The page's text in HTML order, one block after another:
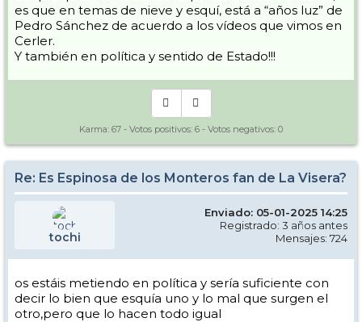
es que en temas de nieve y esquí, está a “años luz” de
Pedro Sánchez de acuerdo a los vídeos que vimos en
Cerler.
Y también en política y sentido de Estado!!!
Karma: 67 - Votos positivos: 6 - Votos negativos: 0
Re: Es Espinosa de los Monteros fan de La Visera?
tochi
Enviado: 05-01-2025 14:25
Registrado: 3 años antes
Mensajes: 724
os estáis metiendo en política y sería suficiente con
decir lo bien que esquía uno y lo mal que surgen el
otro,pero que lo hacen todo igual